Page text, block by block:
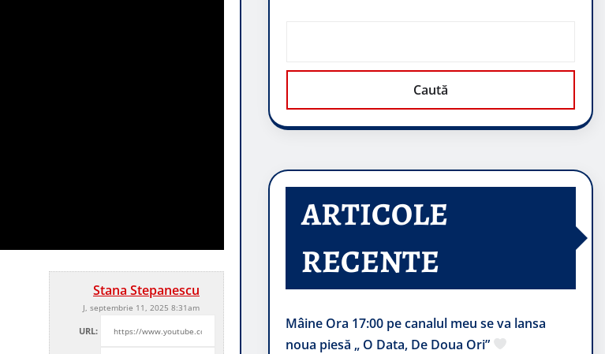
Stana Stepanescu
J, septembrie 11, 2025 8:31am
URL:
Caută
ARTICOLE
RECENTE
Mâine Ora 17:00 pe canalul meu se va lansa
noua piesă „ O Data, De Doua Ori”